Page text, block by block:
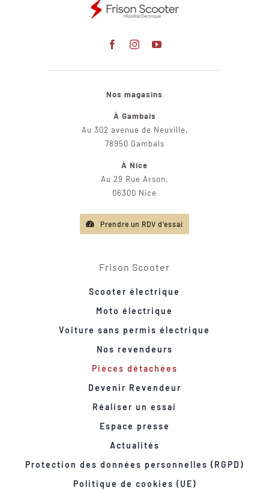
Nos magasins
À Gambais
Au 302 avenue de Neuville,
78950 Gambais
À Nice
Au 29 Rue Arson,
06300 Nice
Prendre un RDV d'essai
Frison Scooter
Scooter électrique
Moto électrique
Voiture sans permis électrique
Nos revendeurs
Pièces détachées
Devenir Revendeur
Réaliser un essai
Espace presse
Actualités
Protection des données personnelles (RGPD)
Politique de cookies (UE)